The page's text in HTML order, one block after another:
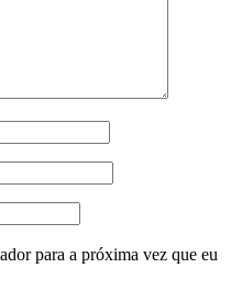
para a próxima vez que eu